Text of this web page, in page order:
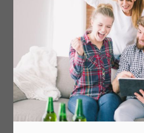
Eten/drinken
Geld
Kinderen
Kleding
Mannen